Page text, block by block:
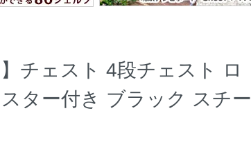
チェスト 4段チェスト ロ
ター付き ブラック スチー